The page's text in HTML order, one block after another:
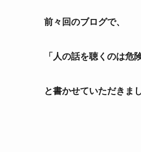
前々回のブログで、
「人の話を聴くのは危
と書かせていただきま